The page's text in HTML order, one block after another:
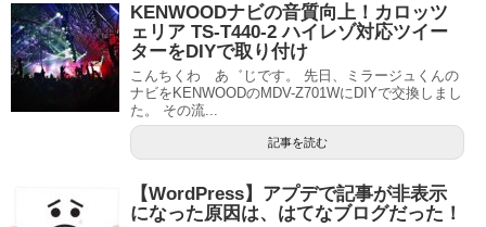
KENWOODナビの音質向上！カロッツ
ェリア TS-T440-2 ハイレゾ対応ツイー
ターをDIYで取り付け
こんちくわ あ゛じです。 先日、ミラージュくんの
ナビをKENWOODのMDV-Z701WにDIYで交換しまし
た。 その流...
記事を読む
【WordPress】アプデで記事が非表示
になった原因は、はてなブログだった！